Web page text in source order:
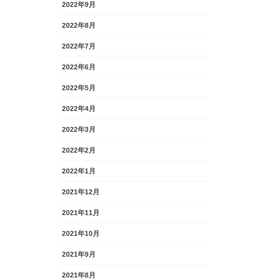
2022年9月
2022年8月
2022年7月
2022年6月
2022年5月
2022年4月
2022年3月
2022年2月
2022年1月
2021年12月
2021年11月
2021年10月
2021年9月
2021年8月